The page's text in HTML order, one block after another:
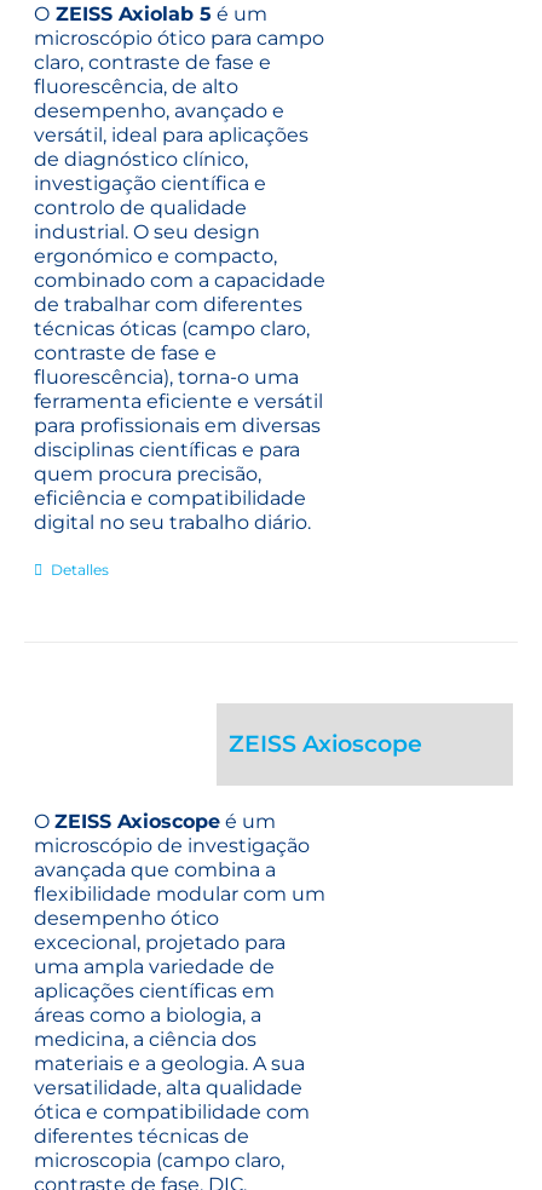
O ZEISS Axiolab 5 é um
microscópio ótico para campo
claro, contraste de fase e
fluorescência, de alto
desempenho, avançado e
versátil, ideal para aplicações
de diagnóstico clínico,
investigação científica e
controlo de qualidade
industrial. O seu design
ergonómico e compacto,
combinado com a capacidade
de trabalhar com diferentes
técnicas óticas (campo claro,
contraste de fase e
fluorescência), torna-o uma
ferramenta eficiente e versátil
para profissionais em diversas
disciplinas científicas e para
quem procura precisão,
eficiência e compatibilidade
digital no seu trabalho diário.
Detalles
ZEISS Axioscope
OZEISS Axioscope é um
microscópio de investigação
avançada que combina a
flexibilidade modular com um
desempenho ótico
excecional, projetado para
uma ampla variedade de
aplicações científicas em
áreas como a biologia, a
medicina, a ciência dos
materiais e a geologia. A sua
versatilidade, alta qualidade
ótica e compatibilidade com
diferentes técnicas de
microscopia (campo claro,
contraste de fase, DIC,